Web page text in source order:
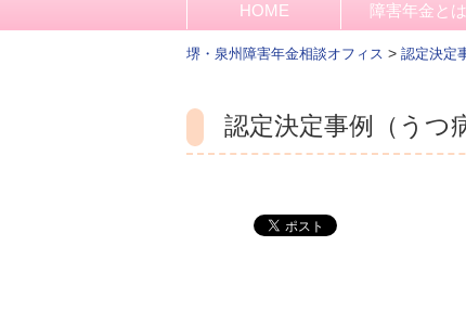
HOME 障害年金とは
堺・泉州障害年金相談オフィス > 認定決定
認定決定事例（うつ